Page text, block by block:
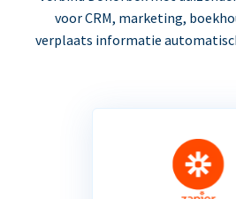
voor CRM, marketing,
verplaats informatie